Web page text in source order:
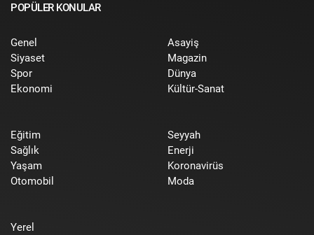
POPÜLER KONULAR
Genel
Siyaset
Spor
Ekonomi
Asayiş
Magazin
Dünya
Kültür-Sanat
Eğitim
Sağlık
Yaşam
Otomobil
Seyyah
Enerji
Koronavirüs
Moda
Yerel